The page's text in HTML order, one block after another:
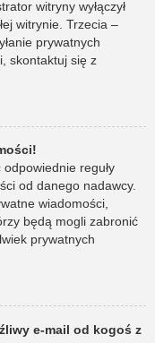
witryny wyłączył
witrynie. Trzecia –
prywatnych
skontaktuj się z
reguły
od danego nadawcy.
wiadomości,
będą mogli zabronić
prywatnych
e-mail od kogoś z